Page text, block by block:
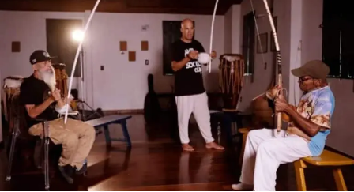
programa, transformando o tradicional momento de
despedida em uma homenagem marcada pela emoção e
pelo reconhecimento à trajetória de Rafael. A repercussão
do episódio também gerou inúmeras manifestações de
pesar entre telespectadores e admiradores da
apresentadora.